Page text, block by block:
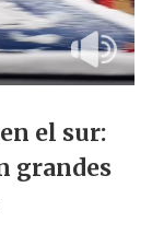
el sur:
grandes